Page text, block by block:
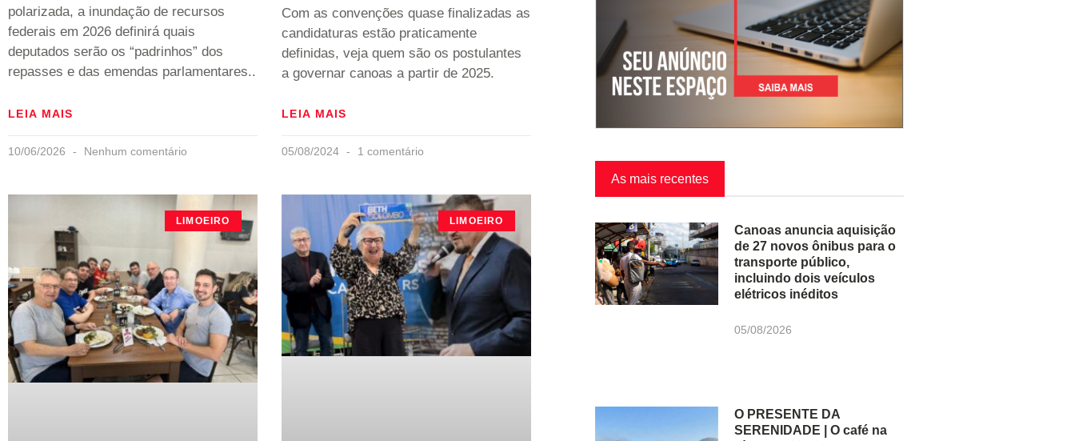
polarizada, a inundação de recursos
federais em 2026 definirá quais
deputados serão os “padrinhos” dos
repasses e das emendas parlamentares..
LEIA MAIS
10/06/2026 Nenhum comentário
Com as convenções quase finalizadas as
candidaturas estão praticamente
definidas, veja quem são os postulantes
a governar canoas a partir de 2025.
LEIA MAIS
05/08/2024 1 comentário
LIMOEIRO LIMOEIRO
As mais recentes
Canoas anuncia aquisição
de 27 novos ônibus para o
transporte público,
incluindo dois veículos
elétricos inéditos
05/08/2026
O PRESENTE DA
SERENIDADE | O café na